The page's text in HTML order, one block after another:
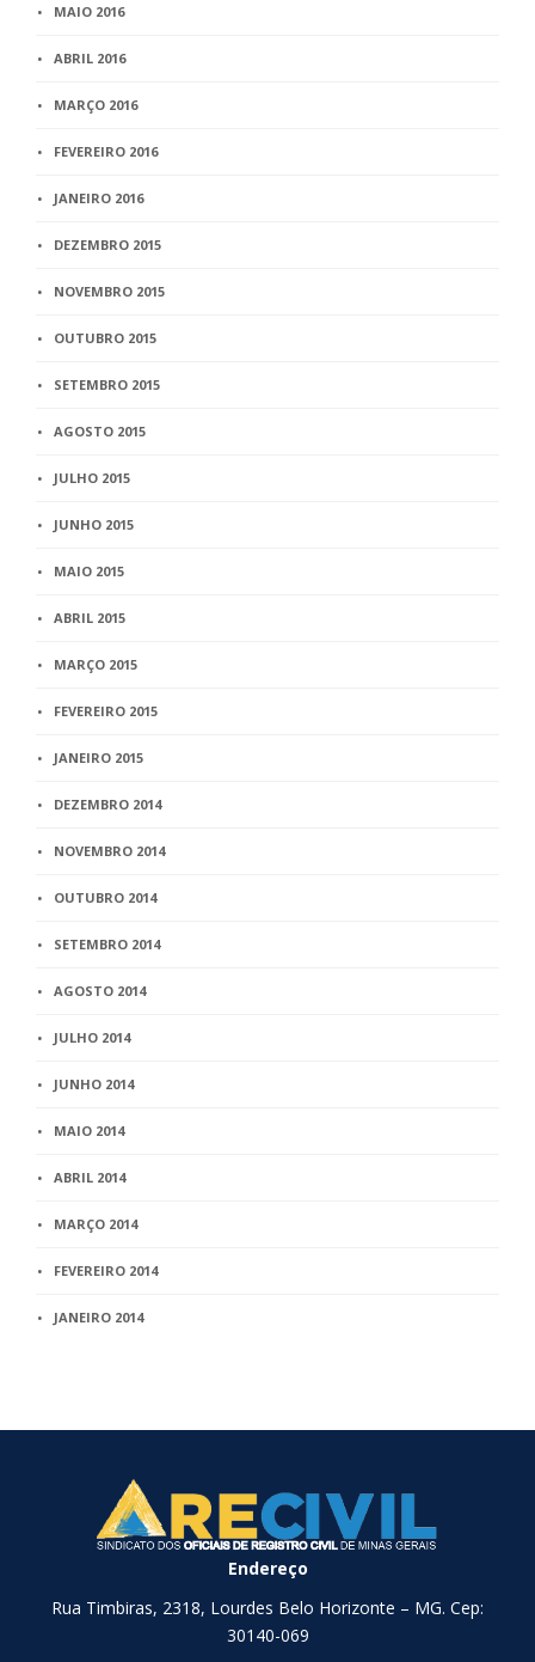
MAIO 2016
ABRIL 2016
MARÇO 2016
FEVEREIRO 2016
JANEIRO 2016
DEZEMBRO 2015
NOVEMBRO 2015
OUTUBRO 2015
SETEMBRO 2015
AGOSTO 2015
JULHO 2015
JUNHO 2015
MAIO 2015
ABRIL 2015
MARÇO 2015
FEVEREIRO 2015
JANEIRO 2015
DEZEMBRO 2014
NOVEMBRO 2014
OUTUBRO 2014
SETEMBRO 2014
AGOSTO 2014
JULHO 2014
JUNHO 2014
MAIO 2014
ABRIL 2014
MARÇO 2014
FEVEREIRO 2014
JANEIRO 2014
Endereço
Rua Timbiras, 2318, Lourdes Belo Horizonte – MG. Cep:
30140-069